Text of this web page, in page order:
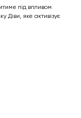
під впливом
Діви, яке активізує